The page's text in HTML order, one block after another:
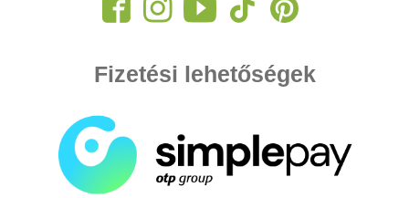
Fizetési lehetőségek